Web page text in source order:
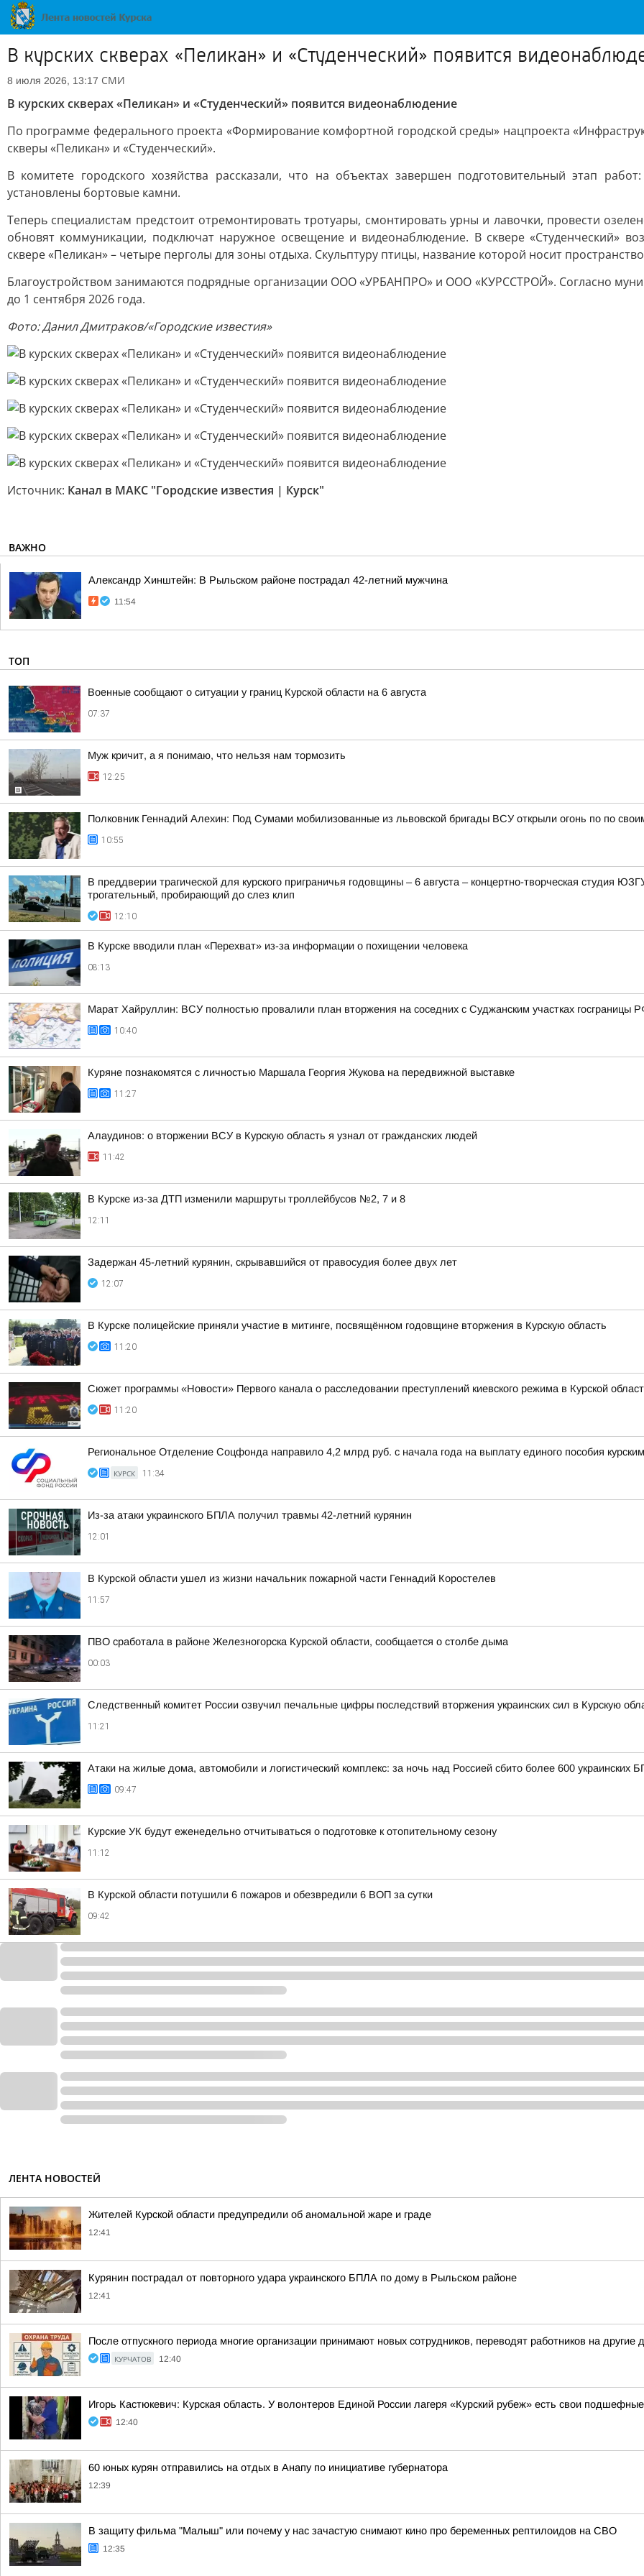
В курских скверах «Пеликан» и «Студенческий» появится
8 июля 2026, 13:17 СМИ
В курских скверах «Пеликан» и «Студенческий» появится видеонаблюдение
По программе федерального проекта «Формирование комфортной городской среды» нацпроекта
скверы «Пеликан» и «Студенческий».
В комитете городского хозяйства рассказали, что на объектах завершен подготовительный этап
установлены бортовые камни.
Теперь специалистам предстоит отремонтировать тротуары, смонтировать урны и лавочки, провести
обновят коммуникации, подключат наружное освещение и видеонаблюдение. В сквере «Студенческий»
сквере «Пеликан» – четыре перголы для зоны отдыха. Скульптуру птицы, название которой носит
Благоустройством занимаются подрядные организации ООО «УРБАНПРО» и ООО «КУРССТРОЙ». Согласно
до 1 сентября 2026 года.
Фото: Данил Дмитраков/«Городские известия»
Источник: Канал в МАКС "Городские известия | Курск"
ВАЖНО
Александр Хинштейн: В Рыльском районе пострадал 42-летний мужчина
11:54
ТОП
Военные сообщают о ситуации у границ Курской области на 6 августа
07:37
Муж кричит, а я понимаю, что нельзя нам тормозить
12:25
Полковник Геннадий Алехин: Под Сумами мобилизованные из львовской бригады ВСУ открыли огонь по по
10:55
В преддверии трагической для курского приграничья годовщины – 6 августа – концертно-творческая студия
трогательный, пробирающий до слез клип
12:10
В Курске вводили план «Перехват» из-за информации о похищении человека
08:13
Марат Хайруллин: ВСУ полностью провалили план вторжения на соседних с Суджанским участках госграницы
10:40
Куряне познакомятся с личностью Маршала Георгия Жукова на передвижной выставке
11:27
Алаудинов: о вторжении ВСУ в Курскую область я узнал от гражданских людей
11:42
В Курске из-за ДТП изменили маршруты троллейбусов №2, 7 и 8
12:11
Задержан 45-летний курянин, скрывавшийся от правосудия более двух лет
12:07
В Курске полицейские приняли участие в митинге, посвящённом годовщине вторжения в Курскую область
11:20
Сюжет программы «Новости» Первого канала о расследовании преступлений киевского режима в Курской
11:20
Региональное Отделение Соцфонда направило 4,2 млрд руб. с начала года на выплату единого пособия
КУРСК 11:34
Из-за атаки украинского БПЛА получил травмы 42-летний курянин
12:01
В Курской области ушел из жизни начальник пожарной части Геннадий Коростелев
11:57
ПВО сработала в районе Железногорска Курской области, сообщается о столбе дыма
00:03
Следственный комитет России озвучил печальные цифры последствий вторжения украинских сил в Курскую
11:21
Атаки на жилые дома, автомобили и логистический комплекс: за ночь над Россией сбито более 600 украинских
09:47
Курские УК будут еженедельно отчитываться о подготовке к отопительному сезону
11:12
В Курской области потушили 6 пожаров и обезвредили 6 ВОП за сутки
09:42
ЛЕНТА НОВОСТЕЙ
Жителей Курской области предупредили об аномальной жаре и граде
12:41
Курянин пострадал от повторного удара украинского БПЛА по дому в Рыльском районе
12:41
После отпускного периода многие организации принимают новых сотрудников, переводят работников на
КУРЧАТОВ 12:40
Игорь Кастюкевич: Курская область. У волонтеров Единой России лагеря «Курский рубеж» есть свои подшефные
12:40
60 юных курян отправились на отдых в Анапу по инициативе губернатора
12:39
В защиту фильма "Малыш" или почему у нас зачастую снимают кино про беременных рептилоидов на СВО
12:35